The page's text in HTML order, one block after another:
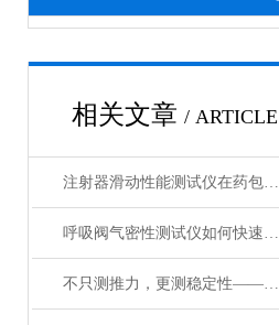
相关文章 / ARTICLE
注射器滑动性能测试仪在药包材检测中的应用
呼吸阀气密性测试仪如何快速判断呼吸阀是否失效？
不只测推力，更测稳定性——注射器滑动性能测试仪全面解析